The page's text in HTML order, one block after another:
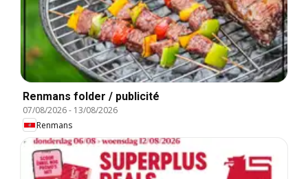
Renmans folder / publicité
07/08/2026- 13/08/2026
Renmans